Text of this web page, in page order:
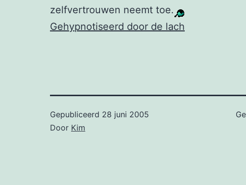
zelfvertrouwen neemt toe.
Gehypnotiseerd door de lach
Gepubliceerd 28 juni 2005
Door Kim